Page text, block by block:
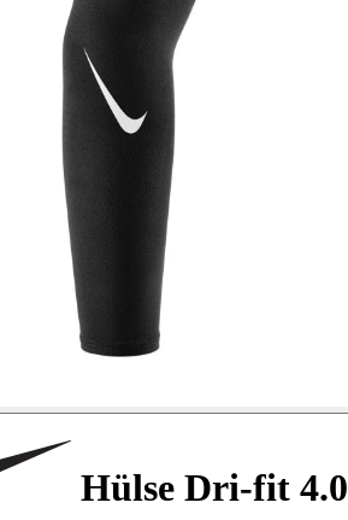
Hülse Dri-fit 4.0